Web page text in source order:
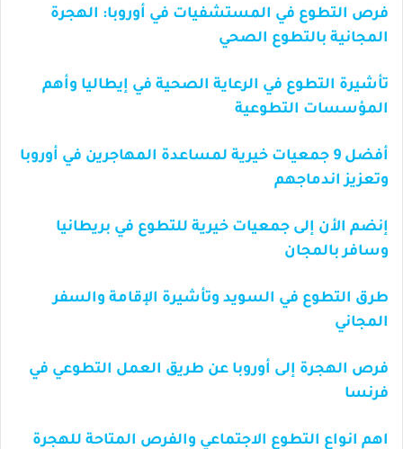
فرص التطوع في المستشفيات في أوروبا: الهجرة
المجانية بالتطوع الصحي
تأشيرة التطوع في الرعاية الصحية في إيطاليا وأهم
المؤسسات التطوعية
أفضل 9 جمعيات خيرية لمساعدة المهاجرين في أوروبا
وتعزيز اندماجهم
إنضم الأن إلى جمعيات خيرية للتطوع في بريطانيا
وسافر بالمجان
طرق التطوع في السويد وتأشيرة الإقامة والسفر
المجاني
فرص الهجرة إلى أوروبا عن طريق العمل التطوعي في
فرنسا
اهم انواع التطوع الاجتماعي والفرص المتاحة للهجرة